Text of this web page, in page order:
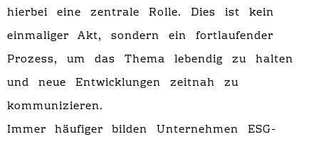
hierbei eine zentrale Rolle. Dies ist kein
einmaliger Akt, sondern ein fortlaufender
Prozess, um das Thema lebendig zu halten
und neue Entwicklungen zeitnah zu
kommunizieren.
Immer häufiger bilden Unternehmen ESG-